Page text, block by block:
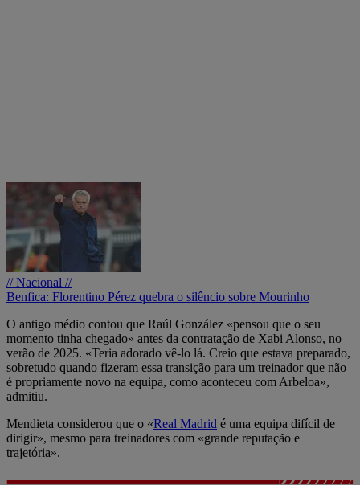
// Nacional //
Benfica: Florentino Pérez quebra o silêncio sobre Mourinho
O antigo médio contou que Raúl González «pensou que o seu
momento tinha chegado» antes da contratação de Xabi Alonso, no
verão de 2025. «Teria adorado vê-lo lá. Creio que estava preparado,
sobretudo quando fizeram essa transição para um treinador que não
é propriamente novo na equipa, como aconteceu com Arbeloa»,
admitiu.
Mendieta considerou que o «Real Madrid é uma equipa difícil de
dirigir», mesmo para treinadores com «grande reputação e
trajetória».